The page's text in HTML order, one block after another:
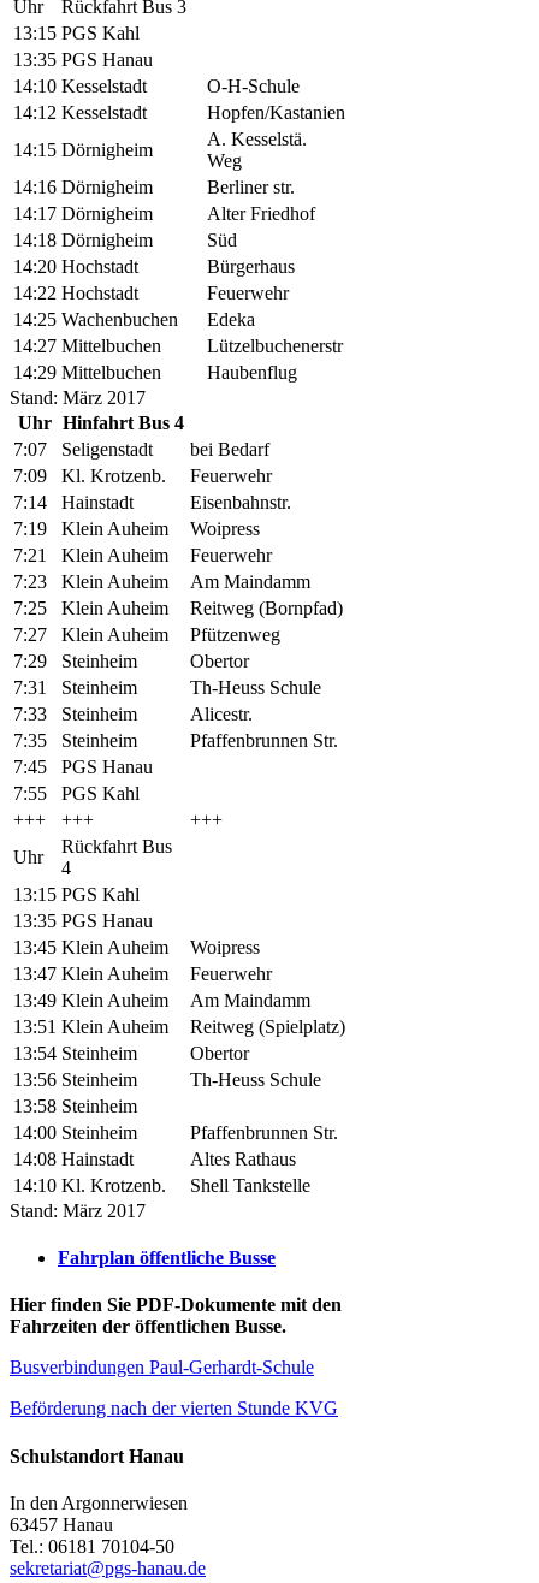
Uhr
Rückfahrt Bus 3
13:15 PGS Kahl
13:35 PGS Hanau
14:10 Kesselstadt
O-H-Schule
14:12 Kesselstadt
Hopfen/Kastanien
14:15 Dörnigheim
A. Kesselstä.
Weg
14:16 Dörnigheim
Berliner str.
14:17 Dörnigheim
Alter Friedhof
14:18 Dörnigheim
Süd
14:20 Hochstadt
Bürgerhaus
14:22 Hochstadt
Feuerwehr
14:25 Wachenbuchen
Edeka
14:27 Mittelbuchen
Lützelbuchenerstr
14:29 Mittelbuchen
Haubenflug
Stand: März 2017
Uhr Hinfahrt Bus 4
7:07
Seligenstadt
bei Bedarf
7:09
Kl. Krotzenb.
Feuerwehr
7:14
Hainstadt
Eisenbahnstr.
7:19
Klein Auheim
Woipress
7:21
Klein Auheim
Feuerwehr
7:23
Klein Auheim
Am Maindamm
7:25
Klein Auheim
Reitweg (Bornpfad)
7:27
Klein Auheim
Pfützenweg
7:29
Steinheim
Obertor
7:31
Steinheim
Th-Heuss Schule
7:33
Steinheim
Alicestr.
7:35
Steinheim
Pfaffenbrunnen Str.
7:45
PGS Hanau
7:55
PGS Kahl
+++
+++
+++
Uhr
Rückfahrt Bus
4
13:15 PGS Kahl
13:35 PGS Hanau
13:45 Klein Auheim
Woipress
13:47 Klein Auheim
Feuerwehr
13:49 Klein Auheim
Am Maindamm
13:51 Klein Auheim
Reitweg (Spielplatz)
13:54 Steinheim
Obertor
13:56 Steinheim
Th-Heuss Schule
13:58 Steinheim
14:00 Steinheim
Pfaffenbrunnen Str.
14:08 Hainstadt
Altes Rathaus
14:10 Kl. Krotzenb.
Shell Tankstelle
Stand: März 2017
Fahrplan öffentliche Busse
Hier finden Sie PDF-Dokumente mit den
Fahrzeiten der öffentlichen Busse.
Busverbindungen Paul-Gerhardt-Schule
Beförderung nach der vierten Stunde KVG
Schulstandort Hanau
In den Argonnerwiesen
63457 Hanau
Tel.: 06181 70104-50
sekretariat@pgs-hanau.de